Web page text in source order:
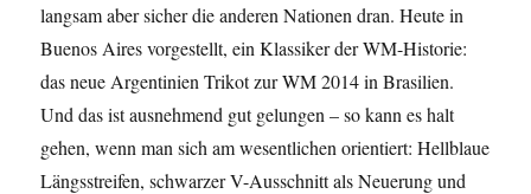
langsam aber sicher die anderen Nationen dran. Heute in
Buenos Aires vorgestellt, ein Klassiker der WM-Historie:
das neue Argentinien Trikot zur WM 2014 in Brasilien.
Und das ist ausnehmend gut gelungen – so kann es halt
gehen, wenn man sich am wesentlichen orientiert: Hellblaue
Längsstreifen, schwarzer V-Ausschnitt als Neuerung und